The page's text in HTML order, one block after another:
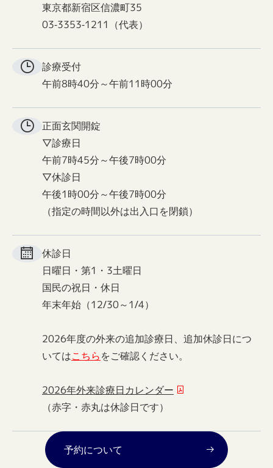
東京都新宿区信濃町35
03-3353-1211（代表）
診療受付
午前8時40分～午前11時00分
正面玄関開錠
▽診療日
午前7時45分～午後7時00分
▽休診日
午後1時00分～午後7時00分
（指定の時間以外は出入口を閉鎖）
休診日
日曜日・第1・3土曜日
国民の祝日・休日
年末年始（12/30～1/4）
2026年度の外来の追加診療日、追加休診日につ
いてはこちらをご確認ください。
2026年外来診療日カレンダー
（赤字・赤丸は休診日です）
予約について